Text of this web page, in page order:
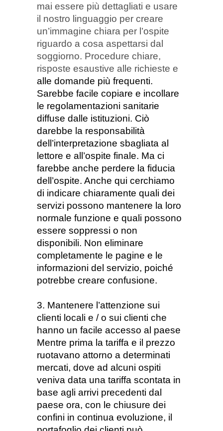
mai essere più dettagliati e usare
il nostro linguaggio per creare
un’immagine chiara per l’ospite
riguardo a cosa aspettarsi dal
soggiorno. Procedure chiare,
risposte esaustive alle richieste e
alle domande più frequenti.
Sarebbe facile copiare e incollare
le regolamentazioni sanitarie
diffuse dalle istituzioni. Ciò
darebbe la responsabilità
dell’interpretazione sbagliata al
lettore e all’ospite finale. Ma ci
farebbe anche perdere la fiducia
dell’ospite. Anche qui cerchiamo
di indicare chiaramente quali dei
servizi possono mantenere la loro
normale funzione e quali possono
essere soppressi o non
disponibili. Non eliminare
completamente le pagine e le
informazioni del servizio, poiché
potrebbe creare confusione.
3. Mantenere l’attenzione sui
clienti locali e / o sui clienti che
hanno un facile accesso al paese
Mentre prima la tariffa e il prezzo
ruotavano attorno a determinati
mercati, dove ad alcuni ospiti
veniva data una tariffa scontata in
base agli arrivi precedenti dal
paese ora, con le chiusure dei
confini in continua evoluzione, il